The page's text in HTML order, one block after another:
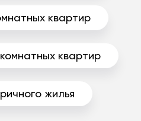
квартир
квартир
жилья